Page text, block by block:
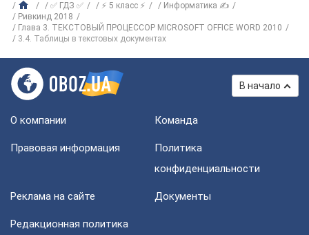
✅ ГДЗ ✅ ⚡ 5 класс ⚡
Информатика ✍
Ривкинд 2018
Глава 3. ТЕКСТОВЫЙ ПРОЦЕССОР MICROSOFT OFFICE WORD 2010
3.4. Таблицы в текстовых документах
В начало
О компании Команда
Правовая информация
Политика
конфиденциальности
Реклама на сайте Документы
Редакционная политика